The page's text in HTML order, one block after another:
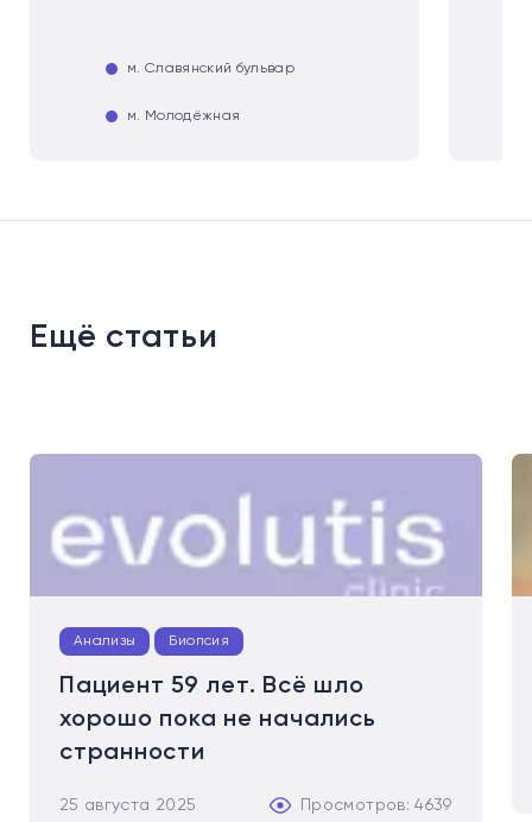
м. Славянский бульвар
м. Молодёжная
Ещё статьи
Анализы Биопсия
Пациент 59 лет. Всё шло
хорошо пока не начались
странности
25 августа 2025 Просмотров: 4639